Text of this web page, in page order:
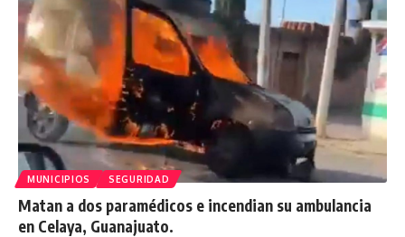
MUNICIPIOS SEGURIDAD
Matan a dos paramédicos e incendian su ambulancia
en Celaya, Guanajuato.